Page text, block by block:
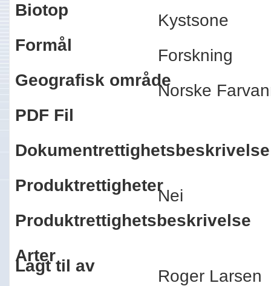
Biotop
Kystsone
Formål
Forskning
Geografisk område
Norske
PDF Fil
Dokumentrettighetsbeskrivelse
Produktrettigheter
Nei
Produktrettighetsbeskrivelse
Arter
Lagt til av
Roger Larsen